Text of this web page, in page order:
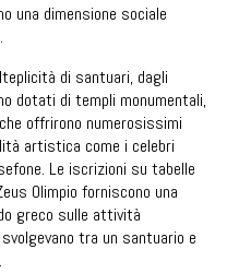
una dimensione sociale
di santuari, dagli
dotati di templi monumentali,
offrirono numerosissimi
artistica come i celebri
Le iscrizioni su tabelle
Olimpio forniscono una
greco sulle attività
tra un santuario e